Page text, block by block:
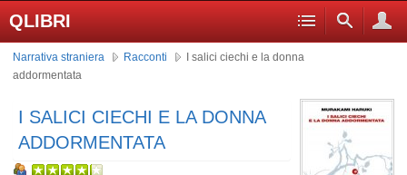
QLIBRI
Narrativa straniera Racconti
I salici ciechi e la donna
addormentata
I SALICI CIECHI E LA DONNA
ADDORMENTATA